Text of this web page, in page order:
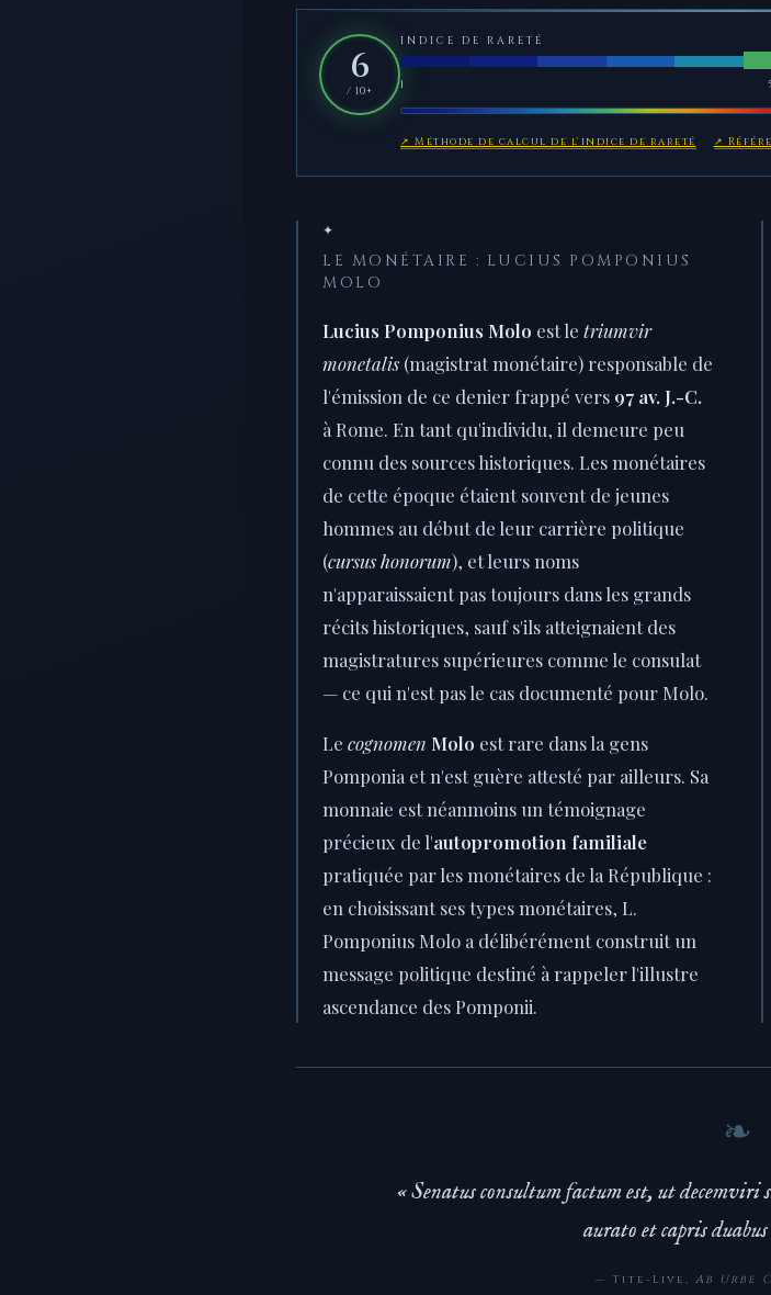
6
/ 10+
INDICE DE RARETÉ
1 5
↗ Méthode de calcul de l'indice de rareté ↗
✦
LE MONÉTAIRE : LUCIUS POMPONIUS
MOLO
Lucius Pomponius Molo est le triumvir
monetalis (magistrat monétaire) responsable de
l'émission de ce denier frappé vers 97 av. J.-C.
à Rome. En tant qu'individu, il demeure peu
connu des sources historiques. Les monétaires
de cette époque étaient souvent de jeunes
hommes au début de leur carrière politique
(cursus honorum), et leurs noms
n'apparaissaient pas toujours dans les grands
récits historiques, sauf s'ils atteignaient des
magistratures supérieures comme le consulat
— ce qui n'est pas le cas documenté pour Molo.
Le cognomen Molo est rare dans la gens
Pomponia et n'est guère attesté par ailleurs. Sa
monnaie est néanmoins un témoignage
précieux de l'autopromotion familiale
pratiquée par les monétaires de la République :
en choisissant ses types monétaires, L.
Pomponius Molo a délibérément construit un
message politique destiné à rappeler l'illustre
ascendance des Pomponii.
« Senatus consultum factum est, ut
aurato et capris
— Tite-Live, Ab Urbe